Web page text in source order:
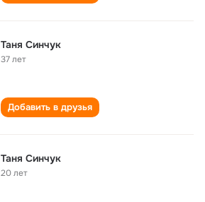
Таня Синчук
37 лет
Добавить в друзья
Таня Синчук
20 лет